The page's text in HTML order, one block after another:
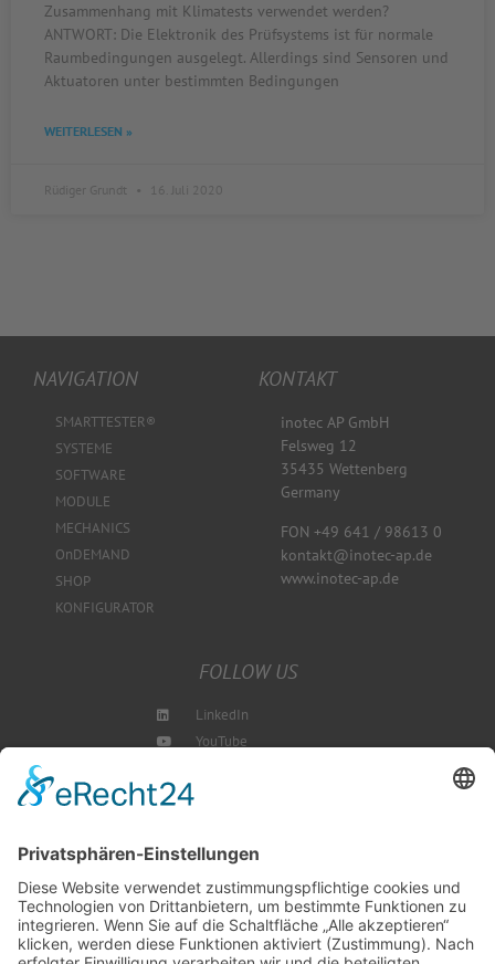
Zusammenhang mit Klimatests verwendet werden?
ANTWORT: Die Elektronik des Prüfsystems ist für normale
Raumbedingungen ausgelegt. Allerdings sind Sensoren und
Aktuatoren unter bestimmten Bedingungen
WEITERLESEN »
Rüdiger Grundt 16. Juli 2020
NAVIGATION
SMARTTESTER®
SYSTEME
SOFTWARE
MODULE
MECHANICS
OnDEMAND
SHOP
KONFIGURATOR
KONTAKT
inotec AP GmbH
Felsweg 12
35435 Wettenberg
Germany
FON +49 641 / 98613 0
kontakt@inotec-ap.de
www.inotec-ap.de
FOLLOW US
LinkedIn
YouTube
SCHREIBEN SIE UNS